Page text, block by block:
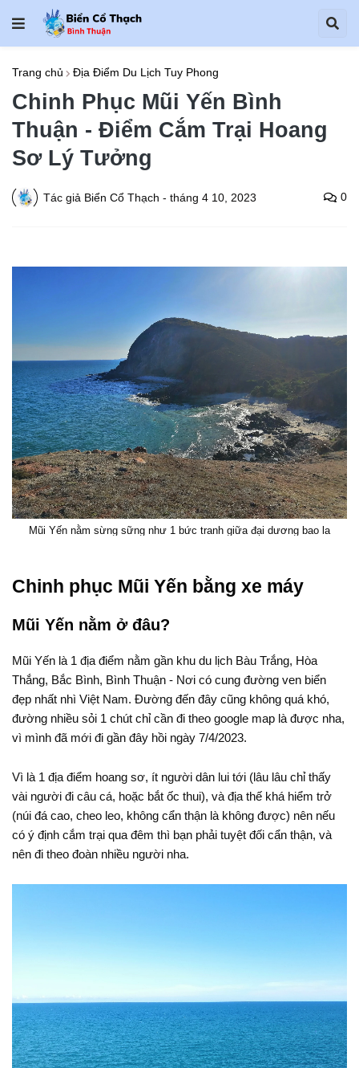
Trang chủ Địa Điểm Du Lịch Tuy Phong
Chinh Phục Mũi Yến Bình
Thuận - Điểm Cắm Trại Hoang
Sơ Lý Tưởng
Tác giả Biển Cổ Thạch - tháng 4 10, 2023 0
Mũi Yến nằm sừng sững như 1 bức tranh giữa đại dương bao la
Chinh phục Mũi Yến bằng xe máy
Mũi Yến nằm ở đâu?
Mũi Yến là 1 địa điểm nằm gần khu du lịch Bàu Trắng, Hòa
Thắng, Bắc Bình, Bình Thuận - Nơi có cung đường ven biển
đẹp nhất nhì Việt Nam. Đường đến đây cũng không quá khó,
đường nhiều sỏi 1 chút chỉ cần đi theo google map là được nha,
vì mình đã mới đi gần đây hồi ngày 7/4/2023.
Vì là 1 địa điểm hoang sơ, ít người dân lui tới (lâu lâu chỉ thấy
vài người đi câu cá, hoặc bắt ốc thui), và địa thế khá hiểm trở
(núi đá cao, cheo leo, không cẩn thận là không được) nên nếu
có ý định cắm trại qua đêm thì bạn phải tuyệt đối cẩn thận, và
nên đi theo đoàn nhiều người nha.